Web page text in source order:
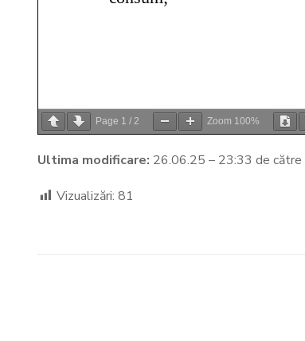
Page 1 / 2 Zoom 100%
Ultima modificare: 26.06.25 – 23:33 de către
Vizualizări: 81